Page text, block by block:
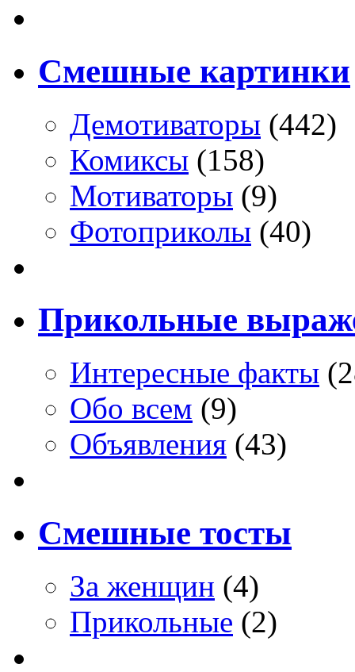
Смешные картинки
Демотиваторы (442)
Комиксы (158)
Мотиваторы (9)
Фотоприколы (40)
Прикольные
Интересные факты
Обо всем (9)
Объявления (43)
Смешные тосты
За женщин (4)
Прикольные (2)